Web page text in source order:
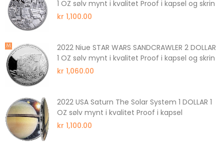
1 OZ sølv mynt i kvalitet Proof i kapsel og skrin
kr 1,100.00
2022 Niue STAR WARS SANDCRAWLER 2 DOLLAR
1 OZ sølv mynt i kvalitet Proof i kapsel og skrin
kr 1,060.00
2022 USA Saturn The Solar System 1 DOLLAR 1
OZ sølv mynt i kvalitet Proof i kapsel
kr 1,100.00